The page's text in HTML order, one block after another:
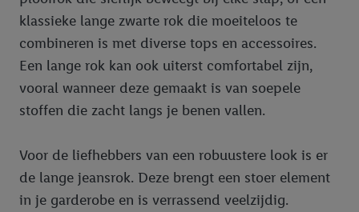
klassieke lange zwarte rok die moeiteloos te
combineren is met diverse tops en accessoires.
Een lange rok kan ook uiterst comfortabel zijn,
vooral wanneer deze gemaakt is van soepele
stoffen die zacht langs je benen vallen.
Voor de liefhebbers van een robuustere look is er
de lange jeansrok. Deze brengt een stoer element
in je garderobe en is verrassend veelzijdig.